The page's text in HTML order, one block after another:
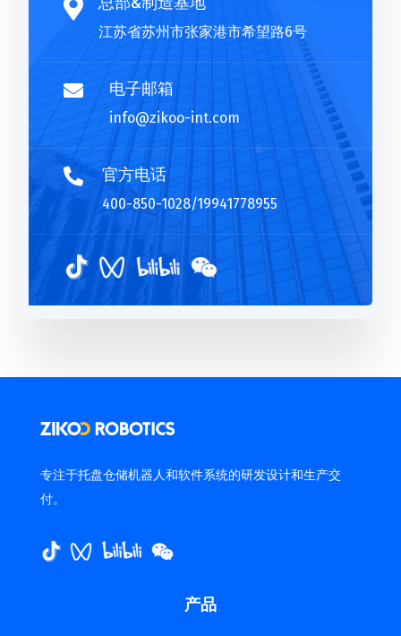

江苏省苏州市张家港市希望路6号
 电子邮箱
info@zikoo-int.com
 官方电话
400-850-1028/19941778955
专注于托盘仓储机器人和软件系统的研发设计和生产交
付。
产品